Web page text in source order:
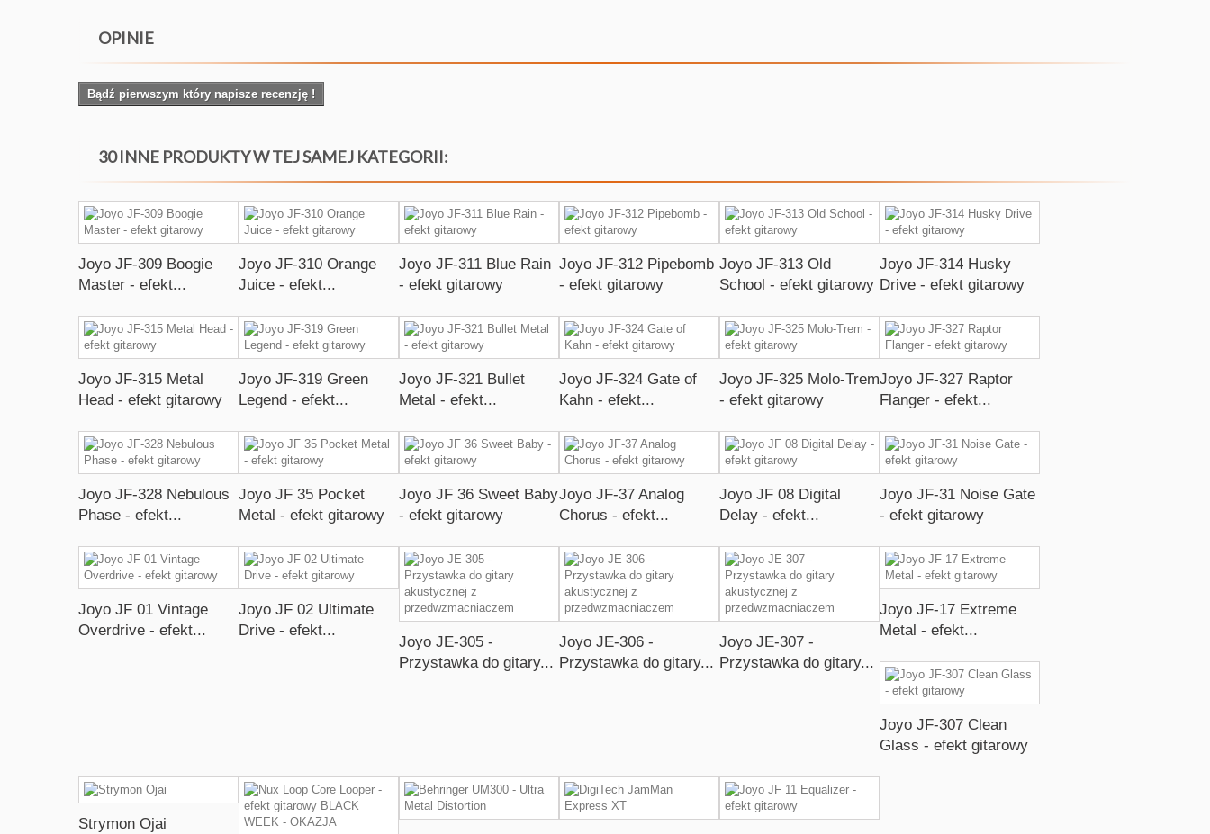
OPINIE
Bądź pierwszym który napisze recenzję !
30 INNE PRODUKTY W TEJ SAMEJ KATEGORII:
Joyo JF-309 Boogie
Master - efekt...
Joyo JF-310 Orange
Juice - efekt...
Joyo JF-311 Blue Rain
- efekt gitarowy
Joyo JF-312 Pipebomb
- efekt gitarowy
Joyo JF-313 Old
School - efekt gitarowy
Joyo JF-314 Husky
Drive - efekt gitarowy
Joyo JF-315 Metal
Head - efekt gitarowy
Joyo JF-319 Green
Legend - efekt...
Joyo JF-321 Bullet
Metal - efekt...
Joyo JF-324 Gate of
Kahn - efekt...
Joyo JF-325 Molo-Trem
- efekt gitarowy
Joyo JF-327 Raptor
Flanger - efekt...
Joyo JF-328 Nebulous
Phase - efekt...
Joyo JF 35 Pocket
Metal - efekt gitarowy
Joyo JF 36 Sweet Baby
- efekt gitarowy
Joyo JF-37 Analog
Chorus - efekt...
Joyo JF 08 Digital
Delay - efekt...
Joyo JF-31 Noise Gate
- efekt gitarowy
Joyo JF 01 Vintage
Overdrive - efekt...
Joyo JF 02 Ultimate
Drive - efekt...
Joyo JE-305 -
Przystawka do gitary...
Joyo JE-306 -
Przystawka do gitary...
Joyo JE-307 -
Przystawka do gitary...
Joyo JF-17 Extreme
Metal - efekt...
Joyo JF-307 Clean
Glass - efekt gitarowy
Strymon Ojai